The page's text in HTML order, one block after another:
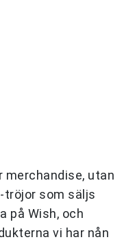
merchandise, utan
tröjor som säljs
på Wish, och
vi har nån